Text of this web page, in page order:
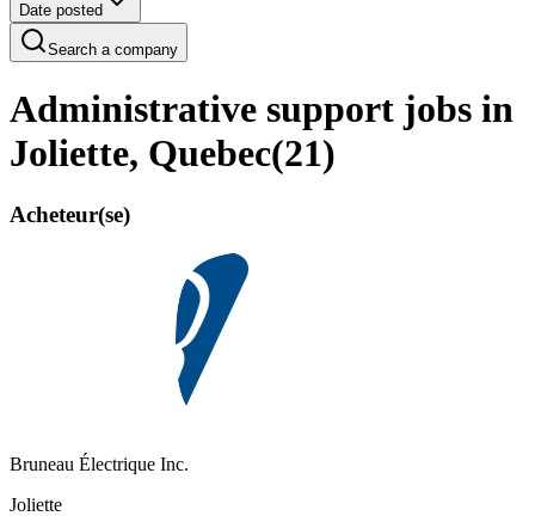
Date posted
Search a company
Administrative support jobs in
Joliette, Quebec(21)
Acheteur(se)
Bruneau Électrique Inc.
Joliette